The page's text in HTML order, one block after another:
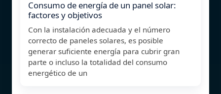
Consumo de energía de un panel solar:
factores y objetivos
Con la instalación adecuada y el número
correcto de paneles solares, es posible
generar suficiente energía para cubrir gran
parte o incluso la totalidad del consumo
energético de un